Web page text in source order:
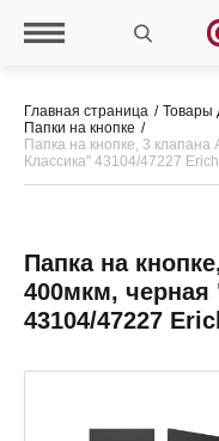
Главная страница Товары
Папки на кнопке
Папка на кнопке, 3
Классика" 43104/47227
Папка на
400мкм, черная
43104/47227